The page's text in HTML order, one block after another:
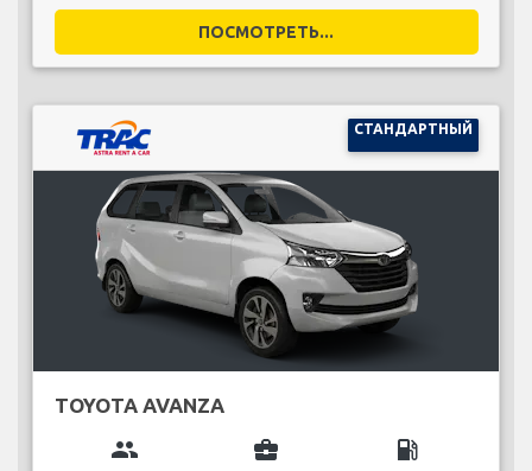
ПОСМОТРЕТЬ...
СТАНДАРТНЫЙ
TOYOTA AVANZA
group business_center local_gas_station